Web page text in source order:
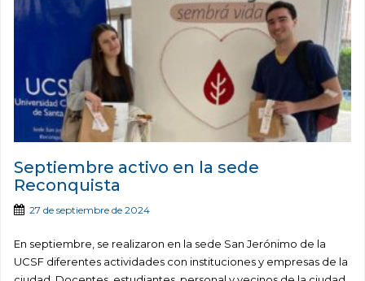
Septiembre activo en la sede
Reconquista
27 de septiembre de 2024
En septiembre, se realizaron en la sede San Jerónimo de la
UCSF diferentes actividades con instituciones y empresas de la